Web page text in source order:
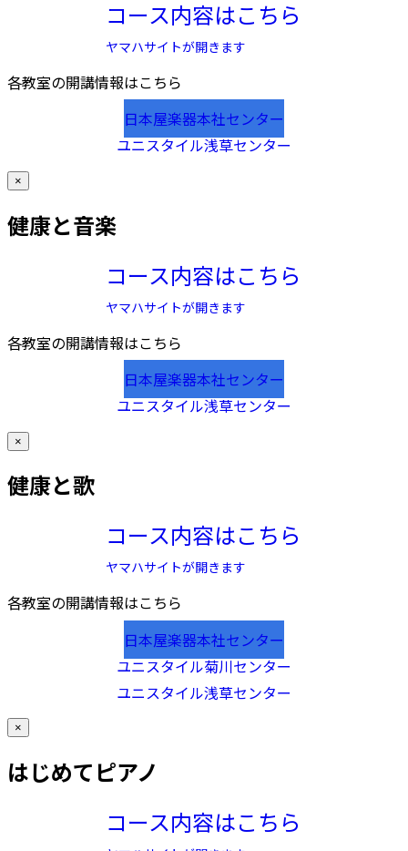
コース内容はこちら
ヤマハサイトが開きます
各教室の開講情報はこちら
日本屋楽器本社センター
ユニスタイル浅草センター
×
健康と音楽
コース内容はこちら
ヤマハサイトが開きます
各教室の開講情報はこちら
日本屋楽器本社センター
ユニスタイル浅草センター
×
健康と歌
コース内容はこちら
ヤマハサイトが開きます
各教室の開講情報はこちら
日本屋楽器本社センター
ユニスタイル菊川センター
ユニスタイル浅草センター
×
はじめてピアノ
コース内容はこちら